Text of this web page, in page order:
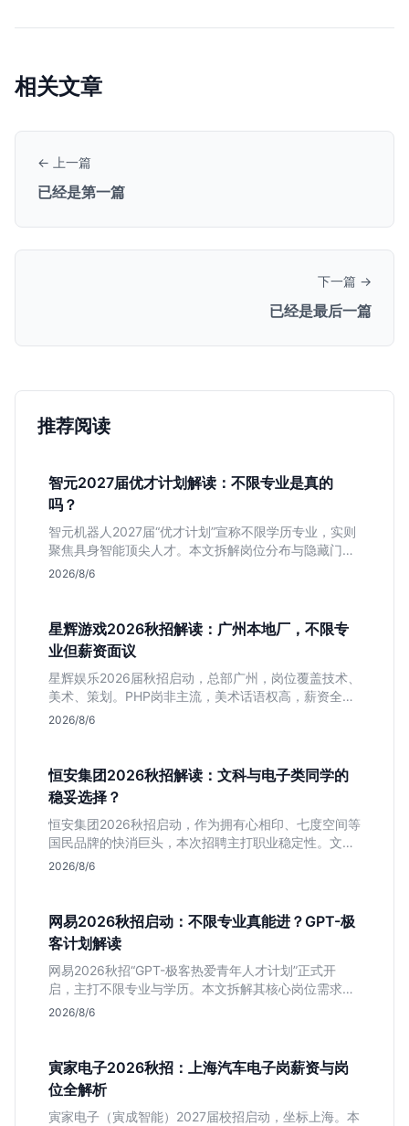
相关文章
← 上一篇
已经是第一篇
下一篇 →
已经是最后一篇
推荐阅读
智元2027届优才计划解读：不限专业是真的
吗？
智元机器人2027届“优才计划”宣称不限学历专业，实则
聚焦具身智能顶尖人才。本文拆解岗位分布与隐藏门
槛，分析算法、仿真等核心方向，帮你判断是否值得投
2026/8/6
星辉游戏2026秋招解读：广州本地厂，不限专
业但薪资面议
星辉娱乐2026届秋招启动，总部广州，岗位覆盖技术、
美术、策划。PHP岗非主流，美术话语权高，薪资全面
面议。适合想接触项目全流程的应届生，追求大厂光环
2026/8/6
恒安集团2026秋招解读：文科与电子类同学的
稳妥选择？
恒安集团2026秋招启动，作为拥有心相印、七度空间等
国民品牌的快消巨头，本次招聘主打职业稳定性。文章
深度解析管培生项目，明确文商科主攻品牌营销、理工
2026/8/6
网易2026秋招启动：不限专业真能进？GPT-极
客计划解读
网易2026秋招“GPT-极客热爱青年人才计划”正式开
启，主打不限专业与学历。本文拆解其核心岗位需求
（技术研发、游戏策划、算法），分析非科班同学的投
2026/8/6
寅家电子2026秋招：上海汽车电子岗薪资与岗
位全解析
寅家电子（寅成智能）2027届校招启动，坐标上海。本